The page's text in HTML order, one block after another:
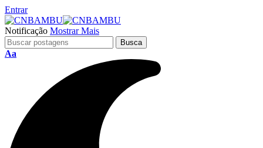
Entrar
Notificação Mostrar Mais
Aa